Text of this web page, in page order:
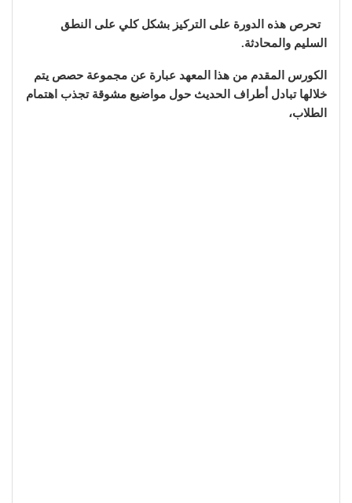
تحرص هذه الدورة على التركيز بشكل كلي على النطق
السليم والمحادثة.
الكورس المقدم من هذا المعهد عبارة عن مجموعة حصص يتم
خلالها تبادل أطراف الحديث حول مواضيع مشوقة تجذب اهتمام
الطلاب،